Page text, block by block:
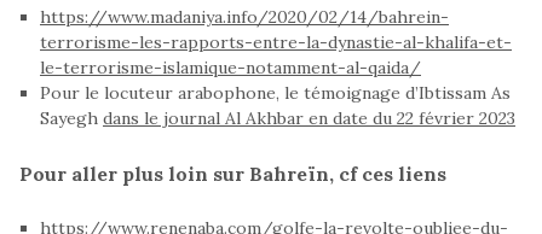
https://www.madaniya.info/2020/02/14/bahrein-
terrorisme-les-rapports-entre-la-dynastie-al-khalifa-et-
le-terrorisme-islamique-notamment-al-qaida/
Pour le locuteur arabophone, le témoignage d’Ibtissam As
Sayegh dans le journal Al Akhbar en date du 22 février 2023
Pour aller plus loin sur Bahreïn, cf ces liens
https://www.renenaba.com/golfe-la-revolte-oubliee-du-